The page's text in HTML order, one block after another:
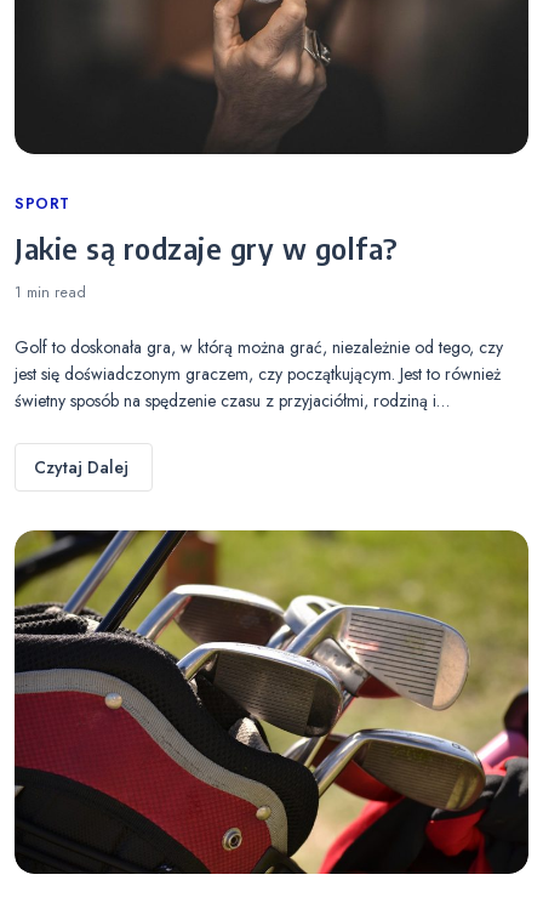
Categories
SPORT
Jakie są rodzaje gry w golfa?
1 min read
Golf to doskonała gra, w którą można grać, niezależnie od tego, czy
jest się doświadczonym graczem, czy początkującym. Jest to również
świetny sposób na spędzenie czasu z przyjaciółmi, rodziną i…
Czytaj Dalej